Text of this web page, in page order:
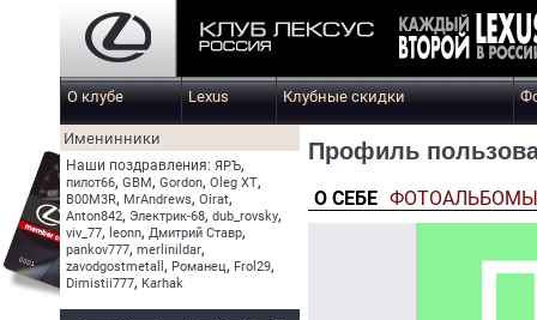
О клубе Lexus Клубные скидки
Именинники
Наши поздравления: ЯРЪ,
пилот66, GBM, Gordon, Oleg XT,
B00M3R, MrAndrews, Oirat,
Anton842, Электрик-68, dub_rovsky,
viv_77, leonn, Дмитрий Ставр,
pankov777, merlinildar,
zavodgostmetall , Романец, Frol29,
Dimistii777, Karhak
Профиль
О СЕБЕ ФОТОАЛЬБОМЫ